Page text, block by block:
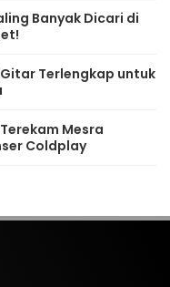
Banyak Dicari di
Terlengkap untuk
Mesra
Coldplay